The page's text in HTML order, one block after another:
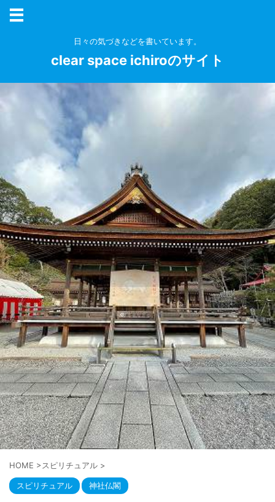
日々の気づきなどを書いています。
clear space ichiroのサイト
HOME >スピリチュアル >
スピリチュアル 神社仏閣